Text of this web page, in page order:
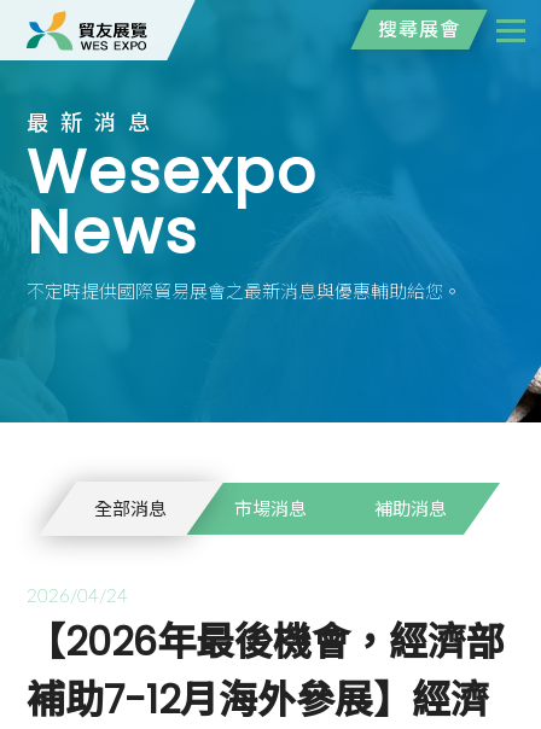
搜尋展會
最新消息
Wesexpo
News
不定時提供國際貿易展會之最新消息與優惠輔助給您。
全部消息 市場消息 補助消息
2026/04/24
【2026年最後機會，經濟部
補助7-12月海外參展】經濟